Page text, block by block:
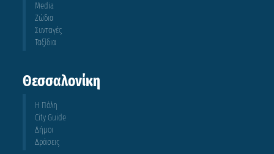
Media
Ζώδια
Συνταγές
Ταξίδια
Θεσσαλονίκη
Η Πόλη
City Guide
Δήμοι
Δράσεις